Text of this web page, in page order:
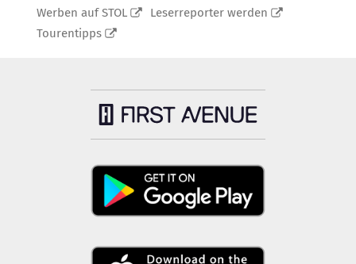
Werben auf STOL
Leserreporter werden
Tourentipps